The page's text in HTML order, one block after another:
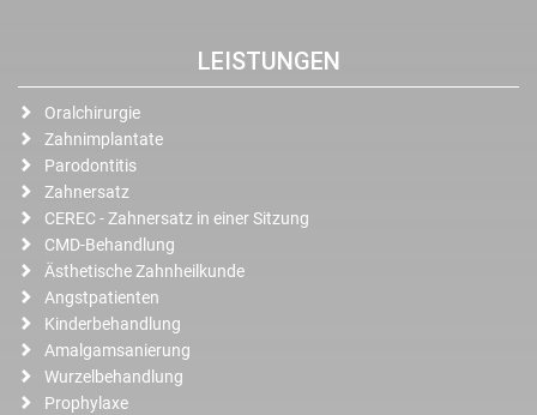
LEISTUNGEN
Oralchirurgie
Zahnimplantate
Parodontitis
Zahnersatz
CEREC - Zahnersatz in einer Sitzung
CMD-Behandlung
Ästhetische Zahnheilkunde
Angstpatienten
Kinderbehandlung
Amalgamsanierung
Wurzelbehandlung
Prophylaxe